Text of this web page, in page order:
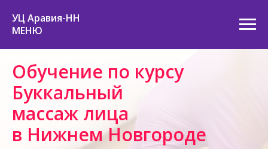
УЦ Аравия-НН
МЕНЮ
Обучение по курсу
Буккальный
массаж лица
в Нижнем Новгороде